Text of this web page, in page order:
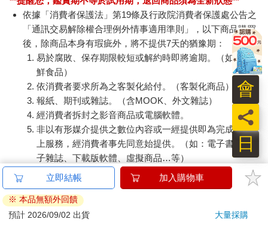
依據「消費者保護法」第19條及行政院消費者保護處公告之
「通訊交易解除權合理例外情事適用準則」，以下商品購買
後，除商品本身有瑕疵外，將不提供7天的猶豫期：
易於腐敗、保存期限較短或解約時即將逾期。（如：生
鮮食品）
依消費者要求所為之客製化給付。（客製化商品）
報紙、期刊或雜誌。（含MOOK、外文雜誌）
經消費者拆封之影音商品或電腦軟體。
非以有形媒介提供之數位內容或一經提供即為完成之線
上服務，經消費者事先同意始提供。（如：電子書、電
子雜誌、下載版軟體、虛擬商品…等）
已拆封之個人衛生用品。（如：內衣褲、刮鬍刀、除毛
刀…等）
若非上列種類商品，均享有到貨7天的猶豫期（含例假
日）。
日
員
會